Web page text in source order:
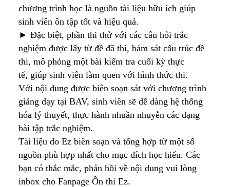
chương trình học là nguồn tài liệu hữu ích giúp
sinh viên ôn tập tốt và hiệu quả.
► Đặc biệt, phần thi thử với các câu hỏi trắc
nghiệm được lấy từ đề đã thi, bám sát cấu trúc đề
thi, mô phỏng một bài kiểm tra cuối kỳ thực
tế, giúp sinh viên làm quen với hình thức thi.
Với nội dung được biên soạn sát với chương trình
giảng dạy tại BAV, sinh viên sẽ dễ dàng hệ thống
hóa lý thuyết, thực hành nhuần nhuyễn các dạng
bài tập trắc nghiệm.
Tài liệu do Ez biên soạn và tổng hợp từ một số
nguồn phù hợp nhất cho mục đích học hiểu. Các
bạn có thắc mắc, phản hồi về nội dung vui lòng
inbox cho Fanpage Ôn thi Ez.